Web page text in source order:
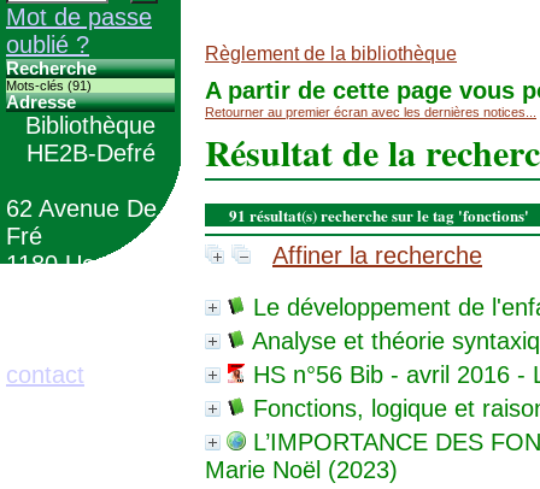
Règlement de la bibliothèque
A partir de cette page vous
Retourner au premier écran avec les dernières notices...
Résultat de la
91 résultat(s) recherche sur le tag 'fonctions'
Affiner la recherche
Le développement de
Analyse et théorie
HS n°56 Bib - avril 2016 -
Fonctions, logique et
L’IMPORTANCE DES
Marie Noël (2023)
Mot de passe
oublié ?
Recherche
Mots-clés (91)
Adresse
Bibliothèque
HE2B-Defré
62 Avenue De
Fré
1180 Uccle
contact